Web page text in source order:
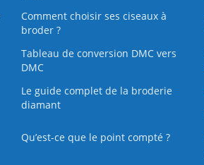
Comment choisir ses ciseaux à
broder ?
Tableau de conversion DMC vers
DMC
Le guide complet de la broderie
diamant
Qu’est-ce que le point compté ?